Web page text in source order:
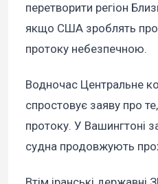
перетворити регіон
якщо США зроблять
протоку небезпечною.
Водночас Центральне
спростовує заяву про
протоку. У Вашингтоні
судна продовжують